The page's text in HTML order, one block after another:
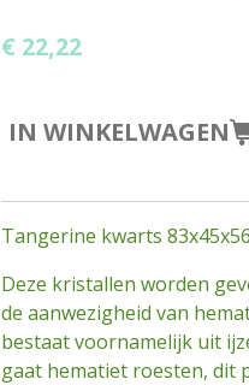
€ 22,22
IN WINKELWAGEN
Tangerine kwarts
Deze kristallen worden
de aanwezigheid van
bestaat voornamelijk uit
gaat hematiet roesten, dit